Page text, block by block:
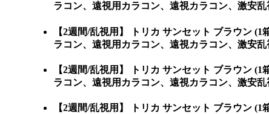
ラコン、遠視用カラコン、遠視カラコン、激安
【2週間/乱視用】 トリカ サンセット ブラウン
ラコン、遠視用カラコン、遠視カラコン、激安
【2週間/乱視用】 トリカ サンセット ブラウン
ラコン、遠視用カラコン、遠視カラコン、激安
【2週間/乱視用】 トリカ サンセット ブラウン